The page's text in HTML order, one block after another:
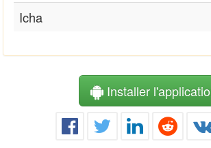
Icha
Installer